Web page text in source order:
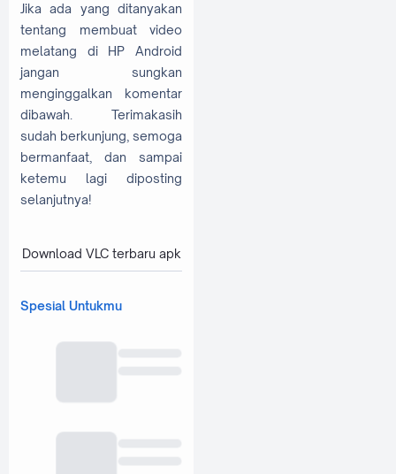
Jika ada yang ditanyakan
tentang membuat video
melatang di HP Android
jangan sungkan
menginggalkan komentar
dibawah. Terimakasih
sudah berkunjung, semoga
bermanfaat, dan sampai
ketemu lagi diposting
selanjutnya!
Download VLC terbaru apk
Spesial Untukmu